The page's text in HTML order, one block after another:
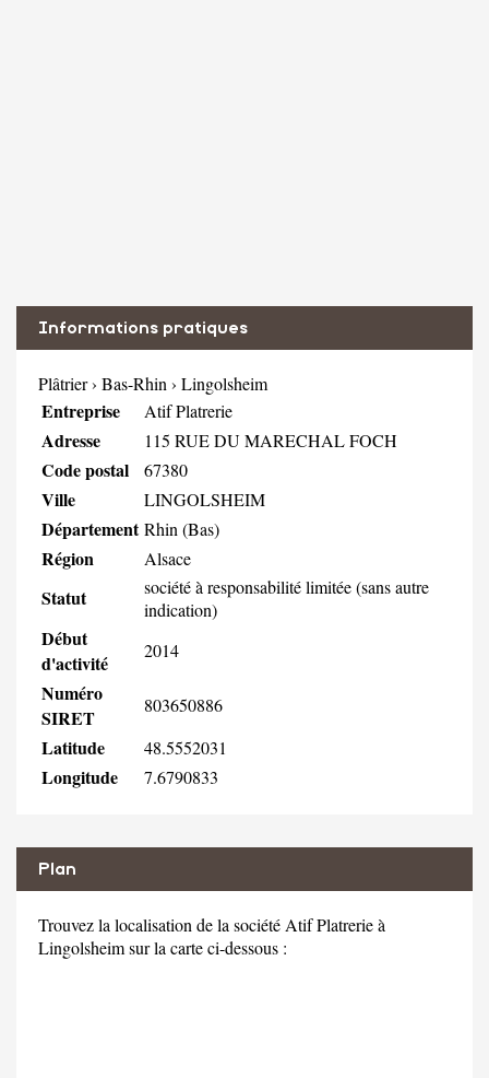
Informations pratiques
Plâtrier› Bas-Rhin › Lingolsheim
Entreprise Atif Platrerie
Adresse 115 RUE DU MARECHAL FOCH
Code postal 67380
Ville LINGOLSHEIM
Département Rhin (Bas)
Région Alsace
Statut
société à responsabilité limitée (sans autre
indication)
Début
d'activité
2014
Numéro
SIRET
803650886
Latitude 48.5552031
Longitude 7.6790833
Plan
Trouvez la localisation de la société Atif Platrerie à
Lingolsheim sur la carte ci-dessous :